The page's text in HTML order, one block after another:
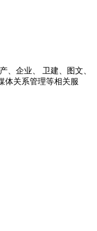
、企业、 卫建、图文、
体关系管理等相关服